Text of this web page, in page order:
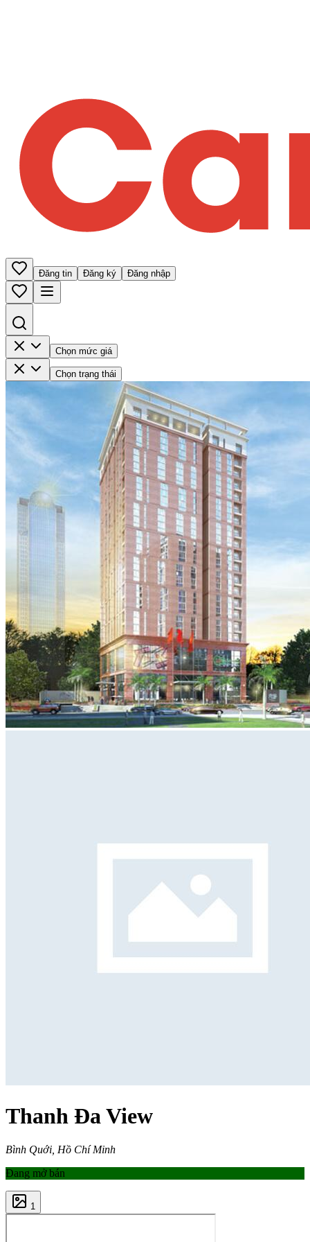
Đăng tin Đăng ký Đăng nhập
Chọn mức giá
Chọn trạng thái
Thanh Đa View
Bình Quới, Hồ Chí Minh
Đang mở bán
1